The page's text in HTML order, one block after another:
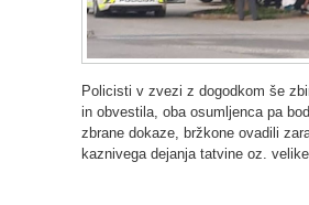
Policisti v zvezi z dogodkom še
in obvestila, oba osumljenca pa
zbrane dokaze, bržkone ovadili
kaznivega dejanja tatvine oz.